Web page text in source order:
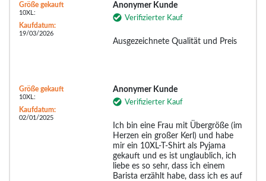
Größe gekauft
10XL:
Kaufdatum:
19/03/2026
Anonymer Kunde
Verifizierter Kauf
Ausgezeichnete Qualität und Preis
Größe gekauft
10XL:
Kaufdatum:
02/01/2025
Anonymer Kunde
Verifizierter Kauf
Ich bin eine Frau mit Übergröße (im
Herzen ein großer Kerl) und habe
mir ein 10XL-T-Shirt als Pyjama
gekauft und es ist unglaublich, ich
liebe es so sehr, dass ich einem
Barista erzählt habe, dass ich es auf